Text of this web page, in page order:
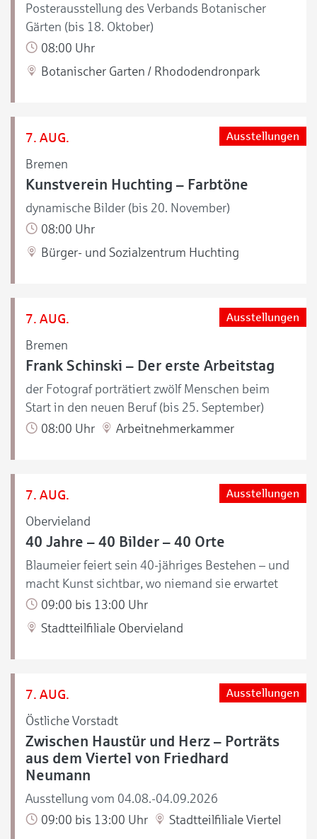
Posterausstellung des Verbands Botanischer
Gärten (bis 18. Oktober)
08:00 Uhr
Botanischer Garten / Rhododendronpark
7. AUG.
Bremen
Ausstellungen
Kunstverein Huchting – Farbtöne
dynamische Bilder (bis 20. November)
08:00 Uhr
Bürger- und Sozialzentrum Huchting
7. AUG.
Bremen
Ausstellungen
Frank Schinski – Der erste Arbeitstag
der Fotograf porträtiert zwölf Menschen beim
Start in den neuen Beruf (bis 25. September)
08:00 Uhr
Arbeitnehmerkammer
7. AUG.
Obervieland
Ausstellungen
40 Jahre – 40 Bilder – 40 Orte
Blaumeier feiert sein 40-jähriges Bestehen – und
macht Kunst sichtbar, wo niemand sie erwartet
09:00 bis 13:00 Uhr
Stadtteilfiliale Obervieland
7. AUG.
Östliche Vorstadt
Ausstellungen
Zwischen Haustür und Herz – Porträts
aus dem Viertel von Friedhard
Neumann
Ausstellung vom 04.08.-04.09.2026
09:00 bis 13:00 Uhr
Stadtteilfiliale Viertel